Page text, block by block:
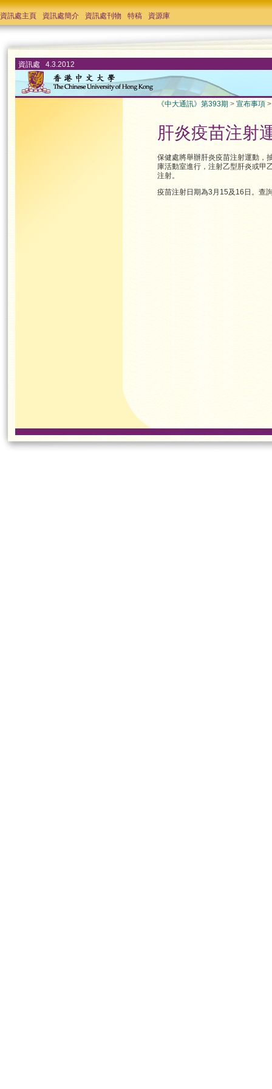
資訊處主頁 資訊處簡介 資訊處刊物 特稿 資源庫
資訊處 4.3.2012
《中大通訊》第393期 > 宣布事項
肝炎疫苗注射
保健處將舉辦肝炎疫苗注射運動，
庫活動室進行，注射乙型肝炎或甲
注射。
疫苗注射日期為3月15及16日。查